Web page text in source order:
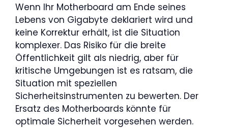
Wenn Ihr Motherboard am Ende seines
Lebens von Gigabyte deklariert wird und
keine Korrektur erhält, ist die Situation
komplexer. Das Risiko für die breite
Öffentlichkeit gilt als niedrig, aber für
kritische Umgebungen ist es ratsam, die
Situation mit speziellen
Sicherheitsinstrumenten zu bewerten. Der
Ersatz des Motherboards könnte für
optimale Sicherheit vorgesehen werden.